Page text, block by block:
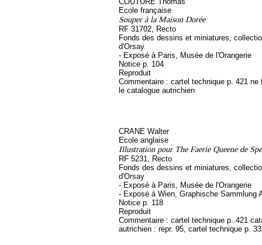
Ecole française
Souper à la Maison Dorée
RF 31702, Recto
Fonds des dessins et miniatures,
d'Orsay
- Exposé à Paris, Musée de l'Orangerie
Notice p. 104
Reproduit
Commentaire : cartel technique p. 421 ne
le catalogue autrichien
CRANE Walter
Ecole anglaise
Illustration pour The Faerie Queene de
RF 5231, Recto
Fonds des dessins et miniatures,
d'Orsay
- Exposé à Paris, Musée de l'Orangerie
- Exposé à Wien, Graphische Sammlung
Notice p. 118
Reproduit
Commentaire : cartel technique p. 421
autrichien : repr. 95, cartel technique p.